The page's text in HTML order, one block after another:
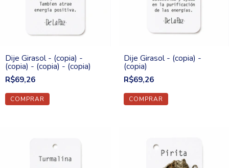
Dije Girasol - (copia) -
(copia) - (copia) - (copia)
R$69,26
Dije Girasol - (copia) -
(copia)
R$69,26